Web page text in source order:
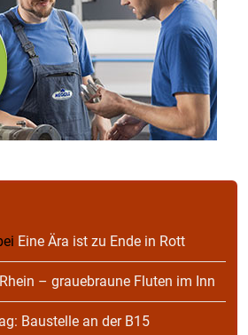
Eine Ära ist zu Ende in Rott
– grauebraune Fluten im Inn
Baustelle an der B15